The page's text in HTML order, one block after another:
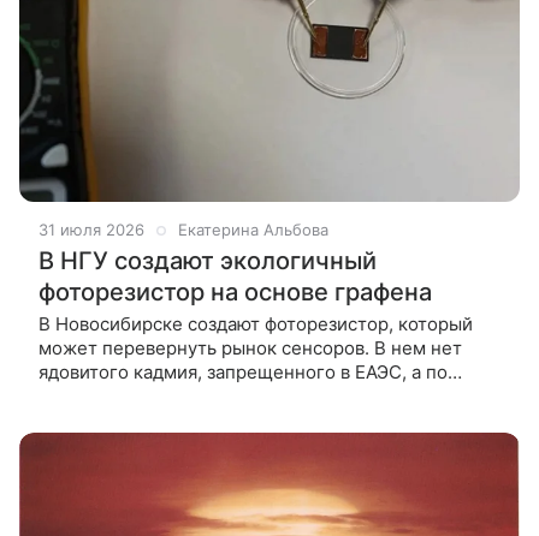
31 июля 2026 Екатерина Альбова
В НГУ создают экологичный
фоторезистор на основе графена
В Новосибирске создают фоторезистор, который
может перевернуть рынок сенсоров. В нем нет
ядовитого кадмия, запрещенного в ЕАЭС, а по